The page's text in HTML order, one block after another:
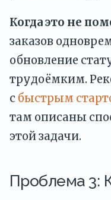
Когда это не
заказов
обновление
трудоёмким.
с быстрым
там описаны
этой задачи.
Проблема 3: